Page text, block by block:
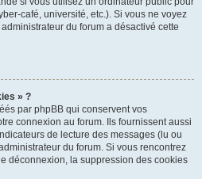
café, université, etc.). Si vous ne voyez
du forum a désactivé cette
» ?
par phpBB qui conservent vos
connexion au forum. Ils fournissent aussi
de lecture des messages (lu ou
du forum. Si vous rencontrez
déconnexion, la suppression des cookies